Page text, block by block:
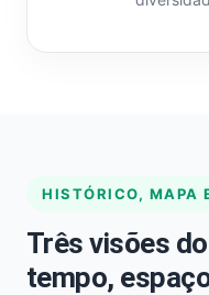
HISTÓRICO, MAPA
Três visões
tempo,